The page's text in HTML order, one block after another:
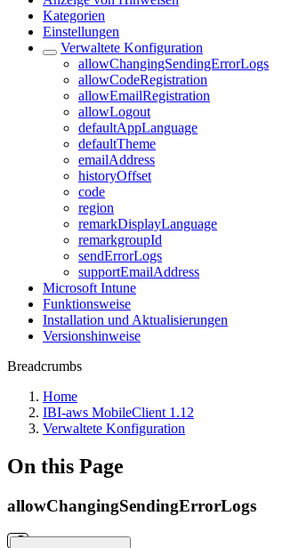
Kategorien
Einstellungen
Verwaltete Konfiguration
allowChangingSendingErrorLogs
allowCodeRegistration
allowEmailRegistration
allowLogout
defaultAppLanguage
defaultTheme
emailAddress
historyOffset
code
region
remarkDisplayLanguage
remarkgroupId
sendErrorLogs
supportEmailAddress
Microsoft Intune
Funktionsweise
Installation und Aktualisierungen
Versionshinweise
Breadcrumbs
Home
IBI-aws MobileClient 1.12
Verwaltete Konfiguration
On this Page
allowChangingSendingErrorLogs